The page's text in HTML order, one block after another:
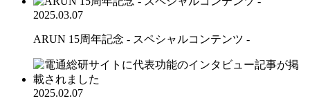
2025.03.07
ARUN 15周年記念 - スペシャルコンテンツ -
2025.02.07